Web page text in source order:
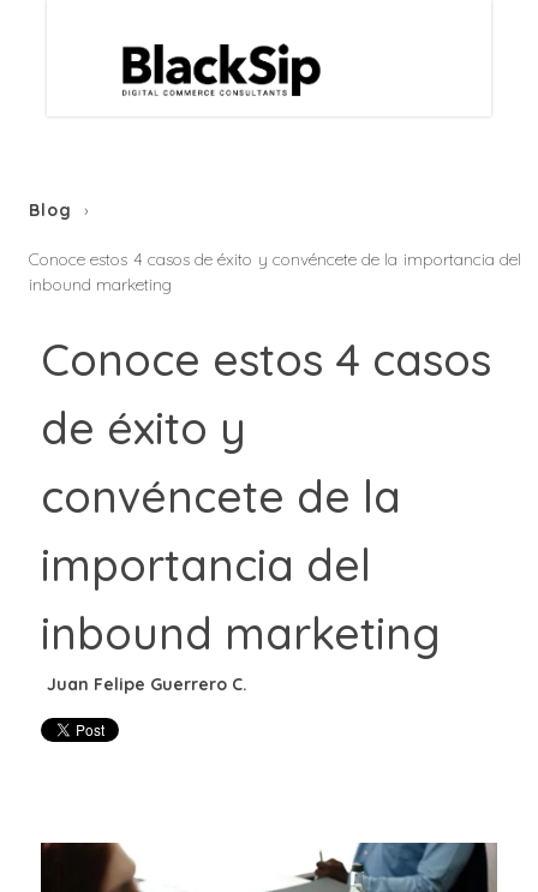
Blog
Conoce estos 4 casos de éxito y convéncete de la importancia del
inbound marketing
Conoce estos 4 casos
de éxito y
convéncete de la
importancia del
inbound marketing